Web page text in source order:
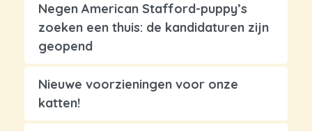
Negen American Stafford-puppy’s
zoeken een thuis: de kandidaturen zijn
geopend
Nieuwe voorzieningen voor onze
katten!